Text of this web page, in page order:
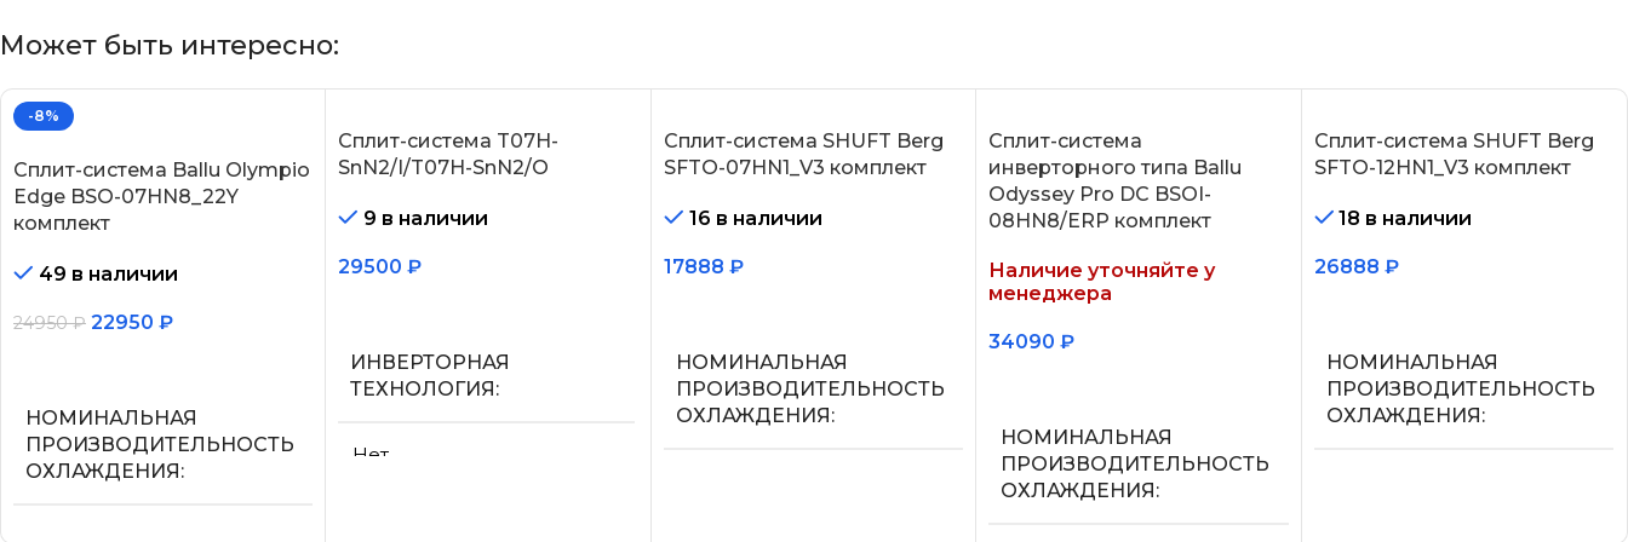
Может быть интересно:
-8%
Сплит-система Ballu Olympio
Edge BSO-07HN8_22Y
комплект
49 в наличии
24950₽ 22950 ₽
НОМИНАЛЬНАЯ
ПРОИЗВОДИТЕЛЬНОСТЬ
ОХЛАЖДЕНИЯ
Сплит-система T07H-
SnN2/I/T07H-SnN2/O
9 в наличии
29500₽
ИНВЕРТОРНАЯ
ТЕХНОЛОГИЯ
Нет
Сплит-система SHUFT Berg
SFTO-07HN1_V3 комплект
16 в наличии
17888 ₽
НОМИНАЛЬНАЯ
ПРОИЗВОДИТЕЛЬНОСТЬ
ОХЛАЖДЕНИЯ
Сплит-система
инверторного типа Ballu
Odyssey Pro DC BSOI-
08HN8/ERP комплект
Наличие уточняйте у
менеджера
34090₽
НОМИНАЛЬНАЯ
ПРОИЗВОДИТЕЛЬНОСТЬ
ОХЛАЖДЕНИЯ
Сплит-система SHUFT Berg
SFTO-12HN1_V3 комплект
18 в наличии
26888 ₽
НОМИНАЛЬНАЯ
ПРОИЗВОДИТЕЛЬНОСТЬ
ОХЛАЖДЕНИЯ